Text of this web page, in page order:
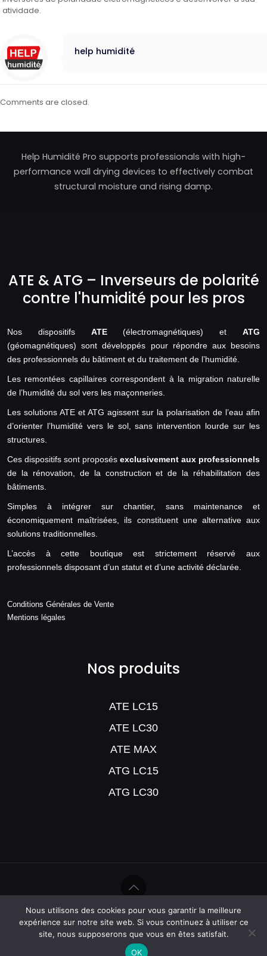
atividade.
help humidité
Comments are closed.
Help Humidité Pro supports professionals with high-
performance wall drying devices to effectively combat
structural moisture and rising damp.
ATE & ATG – Inverseurs de polarité
contre l'humidité pour les pros
Nos dispositifs ATE(électromagnétiques) etATG
(géomagnétiques) sont développés pour répondre aux besoins
des professionnels du bâtiment et du traitement de l’humidité.
Les remontées capillaires correspondent à la migration naturelle
de l’humidité du sol vers les maçonneries.
Les solutions ATE et ATG agissent sur la polarisation de l’eau afin
d’orienter l’humidité vers le sol, sans intervention lourde sur les
structures.
Ces dispositifs sont proposés exclusivement aux professionnels
de la rénovation, de la construction et de la réhabilitation des
bâtiments.
Simples à intégrer sur chantier, sans maintenance et
économiquement maîtrisées, ils constituent une alternative aux
solutions traditionnelles.
L’accès à cette boutique est strictement réservé aux
professionnels disposant d’un statut et d’une activité déclarée.
Conditions Générales de Vente
Mentions légales
Nos produits
ATE LC15
ATE LC30
ATE MAX
ATG LC15
ATG LC30
©Help Humidité - 2020
Nous utilisons des cookies pour vous garantir la meilleure
expérience sur notre site web. Si vous continuez à utiliser ce
site, nous supposerons que vous en êtes satisfait.
OK